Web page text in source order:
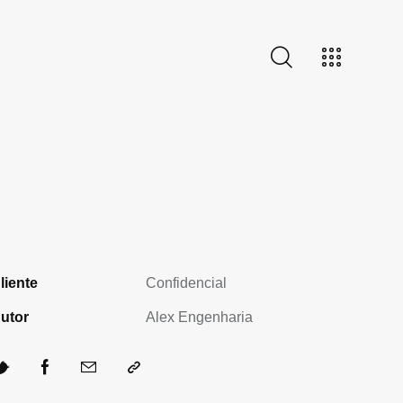
Confidencial
Alex Engenharia